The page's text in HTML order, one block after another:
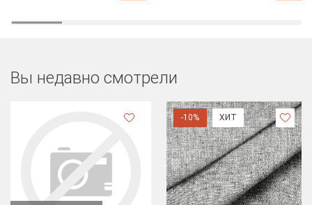
Вы недавно смотрели
-10% ХИТ